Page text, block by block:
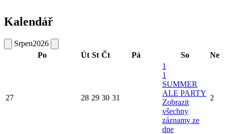
Kalendář
Srpen2026
Po
Út St Čt Pá So Ne
27 28 29 30 31
1
1
SUMMER
ALE PARTY
Zobrazit
všechny
záznamy ze
dne
2